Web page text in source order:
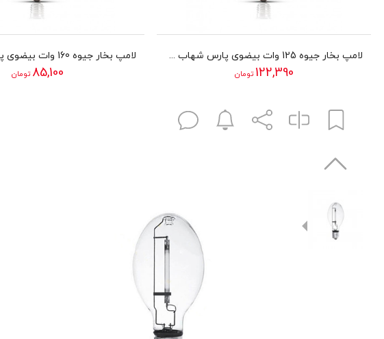
لامپ بخار جیوه 125 وات بیضوی پارس شهاب مدل MV125
122,390 تومان 85,100 تومان